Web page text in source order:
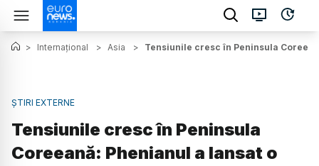
> Internațional > Asia > Tensiunile cresc în Peninsula
ȘTIRI EXTERNE
Tensiunile cresc în Peninsula
Coreeană: Phenianul a lansat o